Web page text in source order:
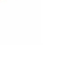
d'une
à